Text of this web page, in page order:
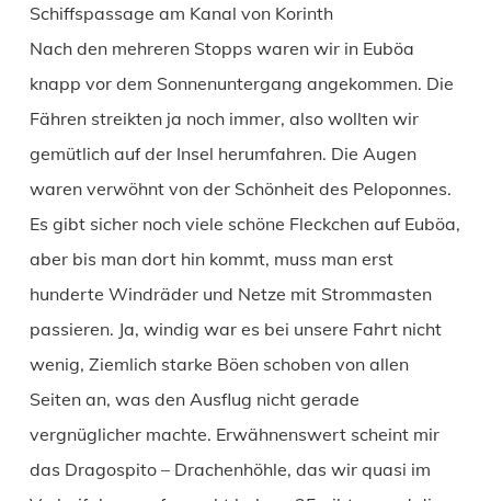
Schiffspassage am Kanal von Korinth
Nach den mehreren Stopps waren wir in Euböa
knapp vor dem Sonnenuntergang angekommen. Die
Fähren streikten ja noch immer, also wollten wir
gemütlich auf der Insel herumfahren. Die Augen
waren verwöhnt von der Schönheit des Peloponnes.
Es gibt sicher noch viele schöne Fleckchen auf Euböa,
aber bis man dort hin kommt, muss man erst
hunderte Windräder und Netze mit Strommasten
passieren. Ja, windig war es bei unsere Fahrt nicht
wenig, Ziemlich starke Böen schoben von allen
Seiten an, was den Ausflug nicht gerade
vergnüglicher machte. Erwähnenswert scheint mir
das Dragospito – Drachenhöhle, das wir quasi im